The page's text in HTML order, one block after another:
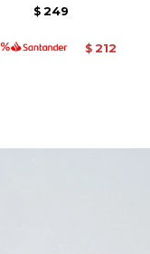
$ 249
$ 212